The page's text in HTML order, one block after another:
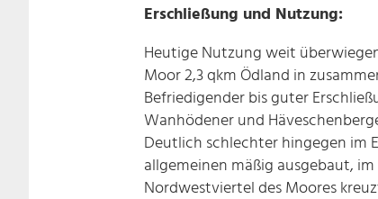
Erschließung und Nutzung:
Heutige Nutzung weit
Moor 2,3 qkm Ödland in
Befriedigender bis guter
Wanhödener und
Deutlich schlechter hingegen im
allgemeinen mäßig ausgebaut,
Nordwestviertel des Moores